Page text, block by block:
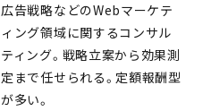
広告戦略などのWebマーケテ
ィング領域に関するコンサル
ティング。戦略立案から効果測
定まで任せられる。定額報酬型
が多い。